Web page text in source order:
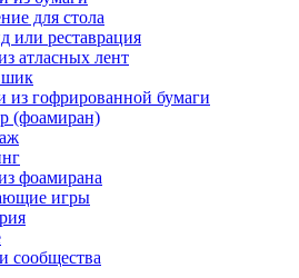
для стола
или реставрация
атласных лент
из гофрированной бумаги
(фоамиран)
фоамирана
игры
сообщества